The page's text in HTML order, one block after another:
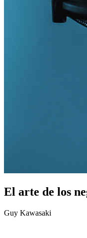
El arte de los
Guy Kawasaki